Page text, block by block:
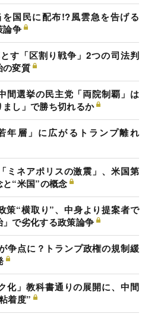
国民に配布!?風雲急を告げる
論争
す「区割り戦争」2つの司法判
の変質
間選挙の民主党「両院制覇」は
し」で勝ち切れるか
年層」に広がるトランプ離れ
ミネアポリスの激震」、米国第
“米国”の概念
策“横取り”、中身より提案者で
で劣化する政策論争
争点に？トランプ政権の規制緩
化」教科書通りの展開に、中間
着度”